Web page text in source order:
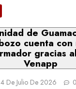
de
cuenta con
gracias
Venapp
4 De Julio De 2026 0